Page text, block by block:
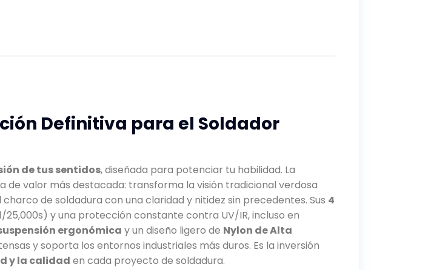
Definitiva para el Soldador
de tus sentidos, diseñada para potenciar tu habilidad. La
de valor más destacada: transforma la visión tradicional verdosa
de soldadura con una claridad y nitidez sin precedentes. Sus 4
y una protección constante contra UV/IR, incluso en
ergonómica y un diseño ligero de Nylon de Alta
y soporta los entornos industriales más duros. Es la inversión
y la calidad en cada proyecto de soldadura.